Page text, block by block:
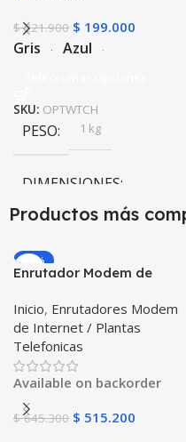
$221.900 $ 199.000
Gris Azul
SKU: OPTWTCH
PESO 1 kg
DIMENSIONES
COLOR
Gris,Negro , Azul ,Rosa
Productos más
-20%
Enrutador Modem de
Libre Todo Operador 4G
LTE SIMCARD
Inicio, Enrutadores Modem
de Internet / Plantas
Telefonicas
Available on backorder
$645.300 $ 515.200